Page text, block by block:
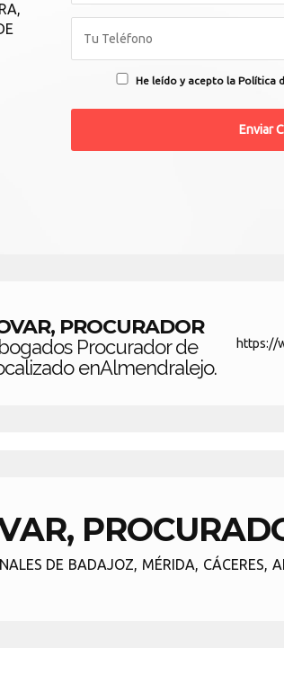
He leído y acepto la Política
PROCURADOR
Procurador de
enAlmendralejo.
https://
DE BADAJOZ, MÉRIDA, CÁCERES,